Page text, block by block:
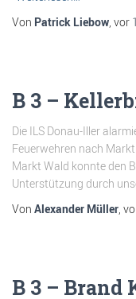
Von Patrick Liebow, vor
B 3 –
Die ILS Donau-Iller
Feuerwehren nach
Markt Wald konnte den
Unterstützung durch
Von Alexander Müller,
B 3 – Brand